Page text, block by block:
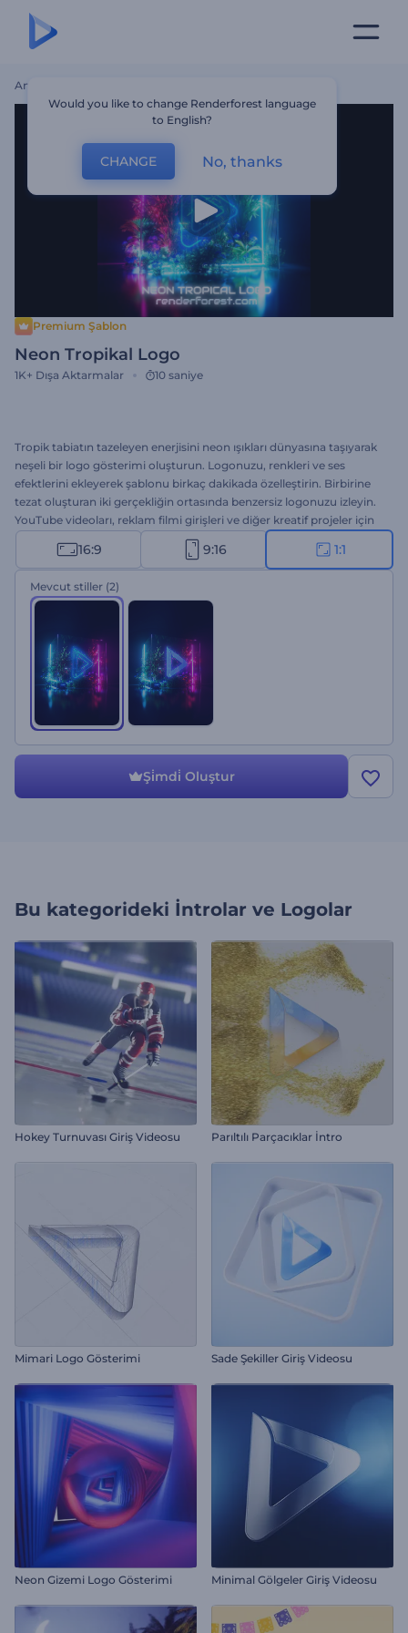
Ana Sayfa
Premium Şablon
Neon Tropikal Logo
1K+ Dışa Aktarmalar 10 saniye
Tropik tabiatın tazeleyen enerjisini neon ışıkları dünyasına taşıyarak
neşeli bir logo gösterimi oluşturun. Logonuzu, renkleri ve ses
efektlerini ekleyerek şablonu birkaç dakikada özelleştirin. Birbirine
tezat oluşturan iki gerçekliğin ortasında benzersiz logonuzu izleyin.
YouTube videoları, reklam filmi girişleri ve diğer kreatif projeler için
intro ve outrolar hazırlayın. Hemen şimdi deneyin!
16:9 9:16 1:1
Mevcut stiller (2)
Şi̇mdi̇ Oluştur
Bu kategorideki İntrolar ve Logolar
Hokey Turnuvası Giriş Videosu Parıltılı Parçacıklar İntro
Mimari Logo Gösterimi Sade Şekiller Giriş Videosu
Neon Gizemi Logo Gösterimi Minimal Gölgeler Giriş Videosu
Would you like to change Renderforest language
to English?
CHANGE No, thanks